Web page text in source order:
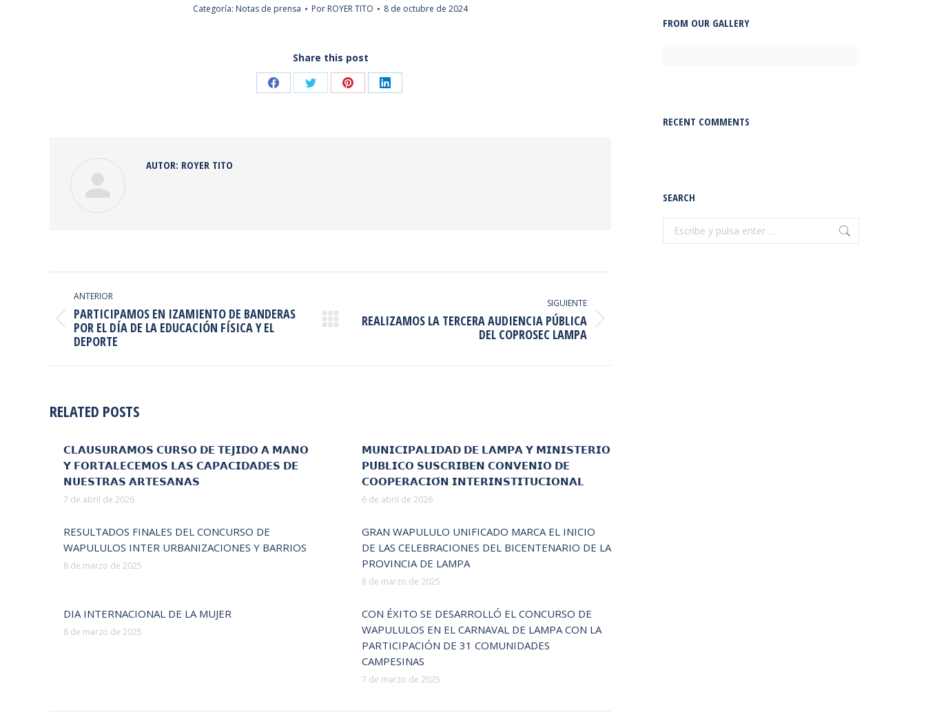
Categoría: Notas de prensa Por ROYER TITO 8 de octubre de 2024
Share this post
Share Share Share Share
AUTOR: ROYER TITO
ENTRE
PUBLICACIONES
ANTERIOR
Publicación
anterior:
PARTICIPAMOS EN IZAMIENTO DE BANDERAS
POR EL DÍA DE LA EDUCACIÓN FÍSICA Y EL
DEPORTE
SIGUIENTE
Publicación
REALIZAMOS LA TERCERA AUDIENCIA PÚBLICA
DEL COPROSEC LAMPA
RELATED POSTS
𝗖𝗟𝗔𝗨𝗦𝗨𝗥𝗔𝗠𝗢𝗦 𝗖𝗨𝗥𝗦𝗢 𝗗𝗘 𝗧𝗘𝗝𝗜𝗗𝗢 𝗔 𝗠𝗔𝗡𝗢
𝗬 𝗙𝗢𝗥𝗧𝗔𝗟𝗘𝗖𝗘𝗠𝗢𝗦 𝗟𝗔𝗦 𝗖𝗔𝗣𝗔𝗖𝗜𝗗𝗔𝗗𝗘𝗦 𝗗𝗘
𝗡𝗨𝗘𝗦𝗧𝗥𝗔𝗦 𝗔𝗥𝗧𝗘𝗦𝗔𝗡𝗔𝗦
7 de abril de 2026
𝗠𝗨𝗡𝗜𝗖𝗜𝗣𝗔𝗟𝗜𝗗𝗔𝗗 𝗗𝗘 𝗟𝗔𝗠𝗣𝗔 𝗬 𝗠𝗜𝗡𝗜𝗦𝗧𝗘𝗥𝗜𝗢
𝗣𝗨́𝗕𝗟𝗜𝗖𝗢 𝗦𝗨𝗦𝗖𝗥𝗜𝗕𝗘𝗡 𝗖𝗢𝗡𝗩𝗘𝗡𝗜𝗢 𝗗𝗘
𝗖𝗢𝗢𝗣𝗘𝗥𝗔𝗖𝗜𝗢́𝗡 𝗜𝗡𝗧𝗘𝗥𝗜𝗡𝗦𝗧𝗜𝗧𝗨𝗖𝗜𝗢𝗡𝗔𝗟
6 de abril de 2026
RESULTADOS FINALES DEL CONCURSO DE
WAPULULOS INTER URBANIZACIONES Y BARRIOS
8 de marzo de 2025
GRAN WAPULULO UNIFICADO MARCA EL INICIO
DE LAS CELEBRACIONES DEL BICENTENARIO DE LA
PROVINCIA DE LAMPA
8 de marzo de 2025
DIA INTERNACIONAL DE LA MUJER
8 de marzo de 2025
CON ÉXITO SE DESARROLLÓ EL CONCURSO DE
WAPULULOS EN EL CARNAVAL DE LAMPA CON LA
PARTICIPACIÓN DE 31 COMUNIDADES
CAMPESINAS
7 de marzo de 2025
FROM OUR GALLERY
RECENT COMMENTS
SEARCH
Buscar: